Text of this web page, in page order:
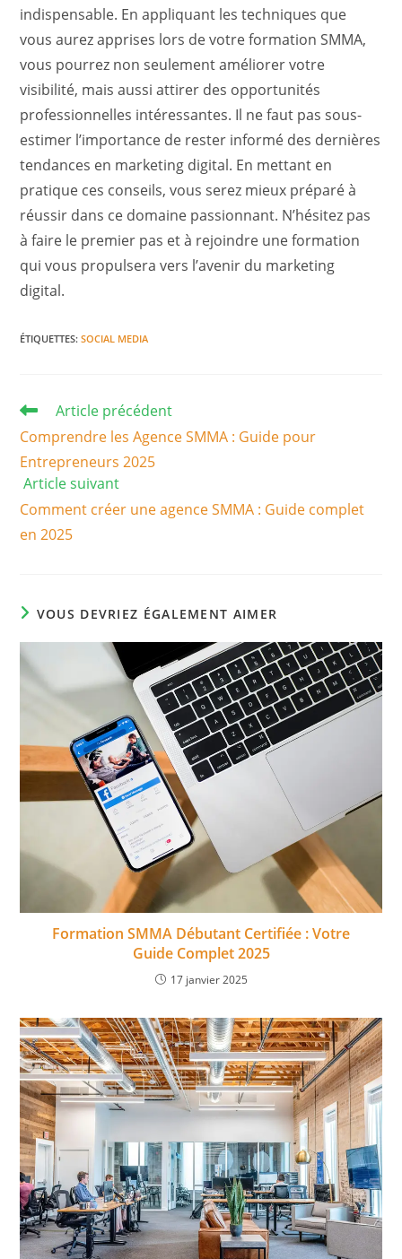
indispensable. En appliquant les techniques que
vous aurez apprises lors de votre formation SMMA,
vous pourrez non seulement améliorer votre
visibilité, mais aussi attirer des opportunités
professionnelles intéressantes. Il ne faut pas sous-
estimer l’importance de rester informé des dernières
tendances en marketing digital. En mettant en
pratique ces conseils, vous serez mieux préparé à
réussir dans ce domaine passionnant. N’hésitez pas
à faire le premier pas et à rejoindre une formation
qui vous propulsera vers l’avenir du marketing
digital.
ÉTIQUETTES:SOCIAL MEDIA
Read
articles
Article précédent
Comprendre les Agence SMMA : Guide pour
Entrepreneurs 2025
Article suivant
Comment créer une agence SMMA : Guide complet
en 2025
VOUS DEVRIEZ ÉGALEMENT AIMER
Formation SMMA Débutant Certifiée : Votre
Guide Complet 2025
17 janvier 2025